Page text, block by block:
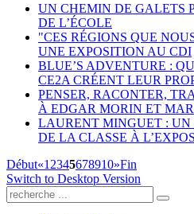
UN CHEMIN DE GALETS
DE L’ÉCOLE
"CES RÉGIONS QUE
UNE EXPOSITION AU CDI
BLUE’S ADVENTURE :
CE2A CRÉENT LEUR
PENSER, RACONTER,
À EDGAR MORIN ET
LAURENT MINGUET : UN
DE LA CLASSE À
Début«1 2345678910»Fin
Switch to Desktop Version